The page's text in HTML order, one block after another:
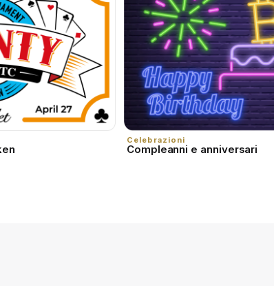
Celebrazioni
Compleanni e anniversari